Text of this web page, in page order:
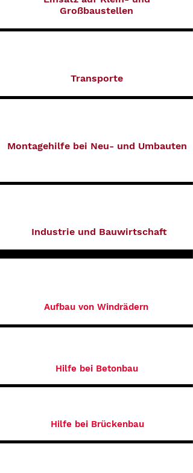
Großbaustellen
Transporte
Montagehilfe bei Neu- und Umbauten
Industrie und Bauwirtschaft
Aufbau von Windrädern
Hilfe bei Betonbau
Hilfe bei Brückenbau